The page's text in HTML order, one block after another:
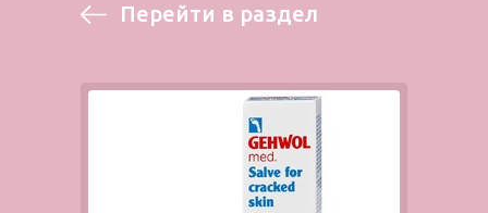
Перейти в раздел